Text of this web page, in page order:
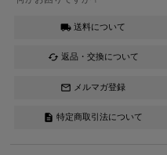
local_shipping 送料について
cached 返品・交換について
mail_outline メルマガ登録
description 特定商取引法について